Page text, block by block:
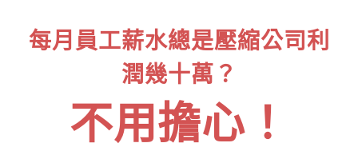
每月員工薪水總是壓縮公司利
潤幾十萬？
不用擔心！